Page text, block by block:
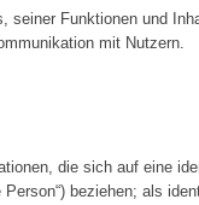
seiner Funktionen und
mit Nutzern.
die sich auf eine
beziehen; als